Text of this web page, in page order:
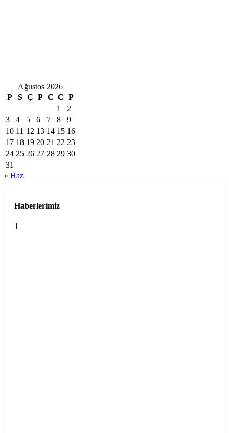
Ağustos 2026
P
S Ç P C C P
1
2
3
4 5 6 7 8
9
10 11 12 13 14 15 16
17 18 19 20 21 22 23
24 25 26 27 28 29 30
31
« Haz
Haberlerimiz
1